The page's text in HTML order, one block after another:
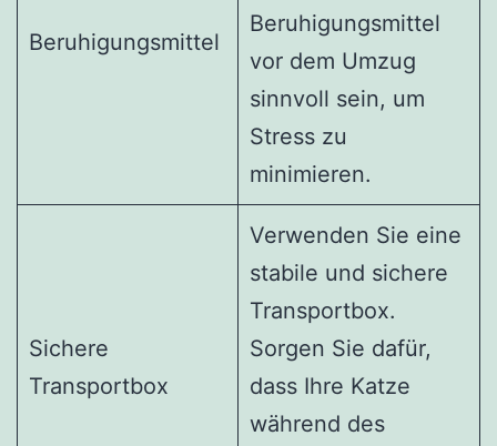
Beruhigungsmittel
Beruhigungsmittel
vor dem Umzug
sinnvoll sein, um
Stress zu
minimieren.
Sichere
Transportbox
Verwenden Sie eine
stabile und sichere
Transportbox.
Sorgen Sie dafür,
dass Ihre Katze
während des